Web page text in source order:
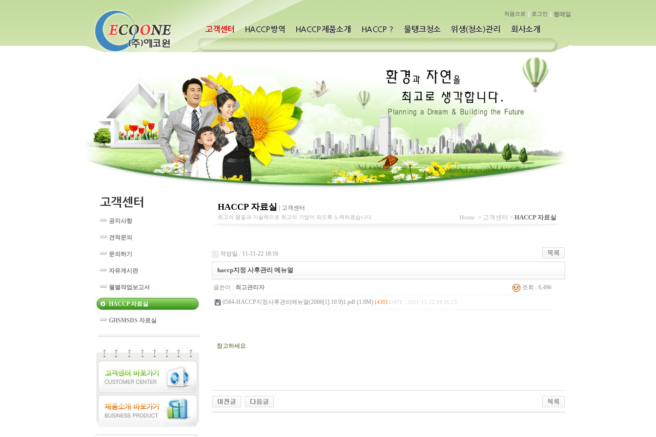
처음으로 로그인 웹메일
공지사항
견적문의
문의하기
자유게시판
월별작업보고서
HACCP 자료실
GHSMSDS 자료실
HACCP 자료실 고객센터
최고의 품질과 기술력으로 최고의 기업이 되도록 노력하겠습니다. Home > 고객센터 >HACCP 자료실
작성일 : 11-11-22 18:16
haccp지정 사후관리 메뉴얼
글쓴이 : 최고관리자 조회 : 6,496
0584-HACCP지정사후관리매뉴얼(2006[1].10.9)1.pdf (1.8M) [430] DATE : 2011-11-22 18:16:23
참고하세요.